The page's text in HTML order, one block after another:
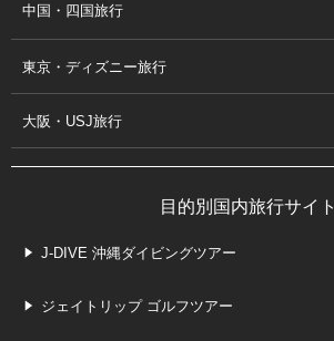
中国・四国旅行
東京・ディズニー旅行
大阪・USJ旅行
目的別国内旅行サイト
J-DIVE 沖縄ダイビングツアー
ジェイトリップ ゴルフツアー